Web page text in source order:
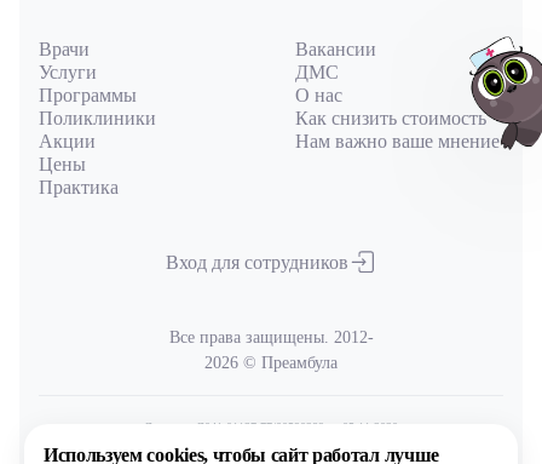
Врачи
Услуги
Программы
Поликлиники
Акции
Цены
Практика
Вакансии
ДМС
О нас
Как снизить стоимость
Нам важно ваше мнение
Вход для сотрудников
Все права защищены. 2012-
2026 © Преамбула
Лицензия Л041-01137-77/00590289 от 05.11.2020
выдана Министерством здравоохранения Московской области
Используем cookies, чтобы сайт работал лучше